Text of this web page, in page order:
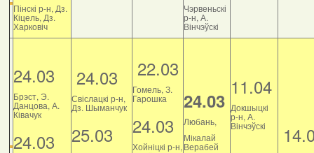
Пінскі р-н, Дз.
Кіцель, Дз.
Харковіч
Чэрвеньскі
р-н, А.
Вінчэўскі
24.03
Брэст, Э.
Данцова, А.
Ківачук
24.03
24.03
Свіслацкі р-н,
Дз. Шыманчук
25.03
22.03
Гомель, З.
Гарошка
24.03
Хойніцкі р-н,
24.03
Любань,
Мікалай
Верабей
11.04
Докшыцкі
р-н, А.
Вінчэўскі